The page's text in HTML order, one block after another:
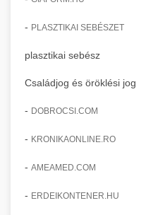
- PLASZTIKAI SEBÉSZET
plasztikai sebész
Családjog és öröklési jog
- DOBROCSI.COM
- KRONIKAONLINE.RO
- AMEAMED.COM
- ERDEIKONTENER.HU